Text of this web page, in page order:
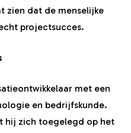
zien dat de menselijke
projectsucces.
met een
en bedrijfskunde.
hij zich toegelegd op het